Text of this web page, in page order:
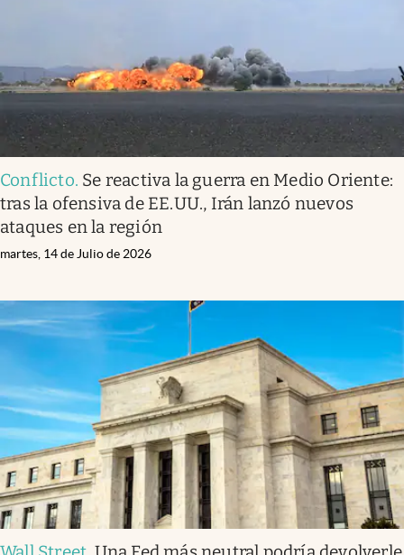
Conflicto. Se reactiva la guerra en Medio Oriente:
tras la ofensiva de EE.UU., Irán lanzó nuevos
ataques en la región
martes, 14 de Julio de 2026